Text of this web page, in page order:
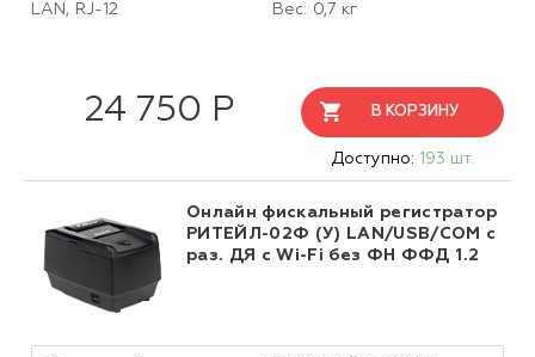
LAN, RJ-12
Вес: 0,7 кг
24 750 Р В КОРЗИНУ
Доступно: 193 шт.
Онлайн фискальный регистратор
РИТЕЙЛ-02Ф (У) LAN/USB/COM с
раз. ДЯ с Wi-Fi без ФН ФФД 1.2